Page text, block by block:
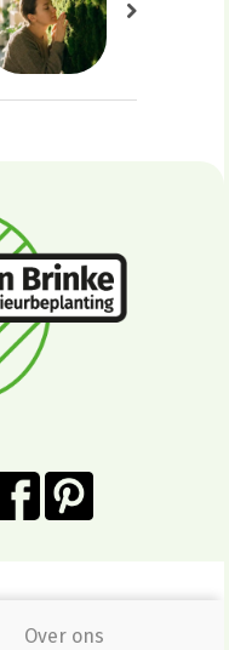
Over ons